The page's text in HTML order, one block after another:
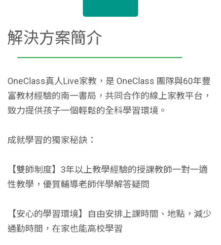
解決方案簡介
OneClass真人Live家教，是 OneClass 團隊與60年豐
富教材經驗的南一書局，共同合作的線上家教平台，
致力提供孩子一個輕鬆的全科學習環境。
成就學習的獨家秘訣：
【雙師制度】3年以上教學經驗的授課教師一對一適
性教學，優質輔導老師伴學解答疑問
【安心的學習環境】自由安排上課時間、地點，減少
通勤時間，在家也能高校學習